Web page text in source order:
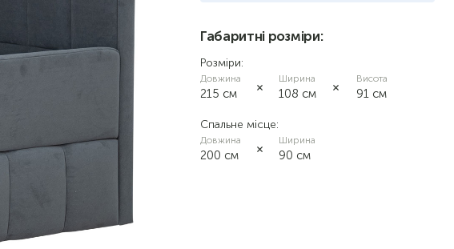
Габаритні розміри:
Розміри:
Довжина
215 см
Ширина
108 см
Висота
91 см
Спальне місце:
Довжина
200 см
Ширина
90 см